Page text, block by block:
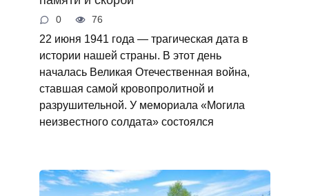
0 76
22 июня 1941 года — трагическая дата в
истории нашей страны. В этот день
началась Великая Отечественная война,
ставшая самой кровопролитной и
разрушительной. У мемориала «Могила
неизвестного солдата» состоялся